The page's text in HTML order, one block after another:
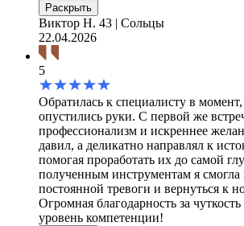
Раскрыть
Виктор Н. 43 | Сольцы
22.04.2026
5
Обратилась к специалисту в момент,
опустились руки. С первой же
профессионализм и искреннее
давил, а деликатно направлял к
помогая проработать их до самой
полученным инструментам я смогла
постоянной тревоги и вернуться к
Огромная благодарность за
уровень компетенции!